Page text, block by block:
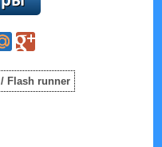
/ Flash runner